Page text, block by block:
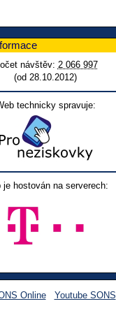
návštěv: 2 066 997
(od 28.10.2012)
technicky spravuje:
je hostován na serverech:
Online Youtube SONS